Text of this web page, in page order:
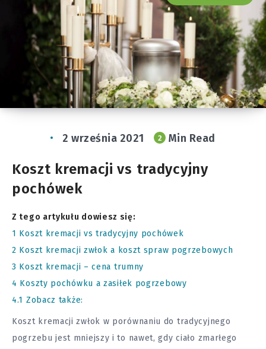
2 września 2021 2 Min Read
Koszt kremacji vs tradycyjny
pochówek
Z tego artykułu dowiesz się:
1 Koszt kremacji vs tradycyjny pochówek
2 Koszt kremacji zwłok a koszt spraw pogrzebowych
3 Koszt kremacji – cena trumny
4 Koszty pochówku a zasiłek pogrzebowy
4.1 Zobacz także:
Koszt kremacji zwłok w porównaniu do tradycyjnego
pogrzebu jest mniejszy i to nawet, gdy ciało zmarłego